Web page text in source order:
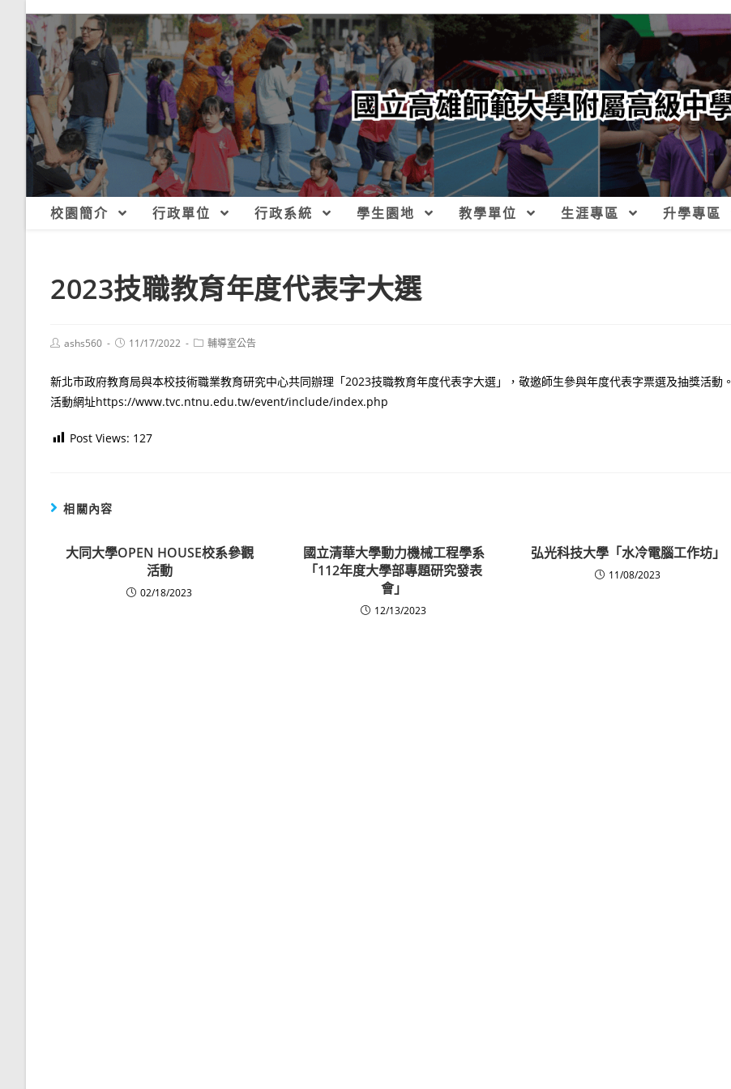
校園簡介 行政單位 行政系統 學生園地 教學單位 生涯專區 升學專區
2023技職教育年度代表字大選
Postashs560
Post11/17/2022
Post輔導室公告
新北市政府教育局與本校技術職業教育研究中心共同辦理「2023技職教育年度代表字大選」，敬邀師生參與年度代表字票選及抽獎活動。
活動網址https://www.tvc.ntnu.edu.tw/event/include/index.php
Post Views: 127
相關內容
大同大學OPEN HOUSE校系參觀
活動
02/18/2023
國立清華大學動力機械工程學系
「112年度大學部專題研究發表
會」
12/13/2023
弘光科技大學「水冷電腦工作坊」
11/08/2023